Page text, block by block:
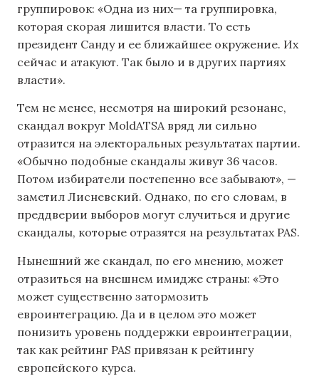
группировок: «Одна из них— та группировка,
которая скорая лишится власти. То есть
президент Санду и ее ближайшее окружение. Их
сейчас и атакуют. Так было и в других партиях
власти».
Тем не менее, несмотря на широкий резонанс,
скандал вокруг MoldATSA вряд ли сильно
отразится на электоральных результатах партии.
«Обычно подобные скандалы живут 36 часов.
Потом избиратели постепенно все забывают», —
заметил Лисневский. Однако, по его словам, в
преддверии выборов могут случиться и другие
скандалы, которые отразятся на результатах PAS.
Нынешний же скандал, по его мнению, может
отразиться на внешнем имидже страны: «Это
может существенно затормозить
евроинтеграцию. Да и в целом это может
понизить уровень поддержки евроинтеграции,
так как рейтинг PAS привязан к рейтингу
европейского курса.